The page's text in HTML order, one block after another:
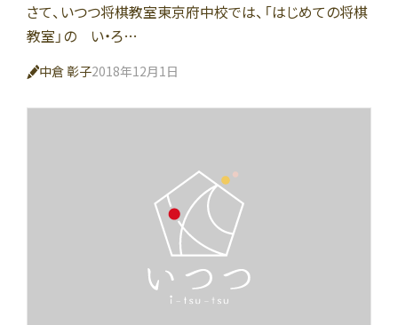
さて、いつつ将棋教室東京府中校では、「はじめての将棋
教室」の い・ろ…
中倉 彰子2018年12月1日